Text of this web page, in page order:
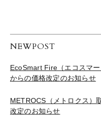
NEWPOST
EcoSmart Fire（エコスマ
からの価格改定のお知らせ
METROCS（メトロクス）
改定のお知らせ